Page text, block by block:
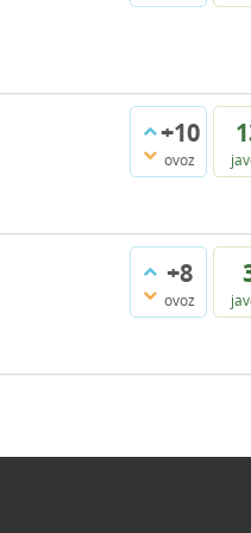
+10
ovoz
+8
ovoz